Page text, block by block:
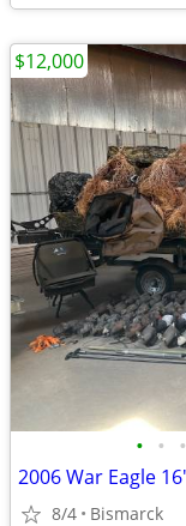
• • •
8/4 Bismarck
$12,000